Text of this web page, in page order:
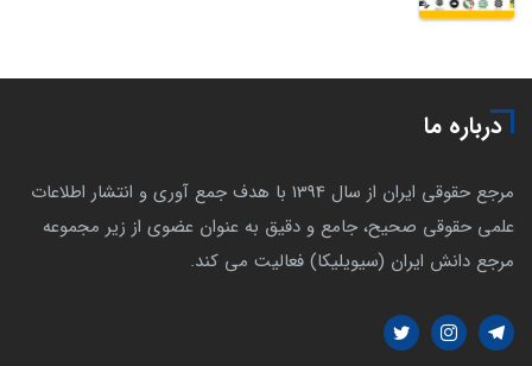
درباره ما
مرجع حقوقی ایران از سال 1394 با هدف جمع آوری و انتشار اطلاعات
علمی حقوقی صحیح، جامع و دقیق به عنوان عضوی از زیر مجموعه
مرجع دانش ایران (سیویلیکا) فعالیت می کند.